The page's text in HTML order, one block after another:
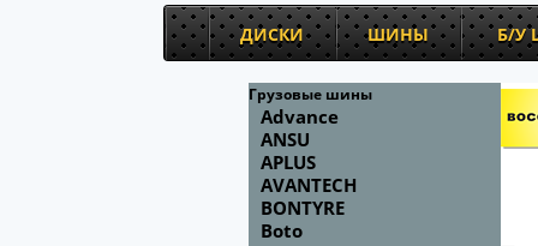
ДИСКИ ШИНЫ Б/У
Грузовые шины
Advance
ANSU
APLUS
AVANTECH
BONTYRE
Boto